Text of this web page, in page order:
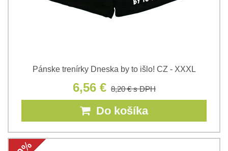
Pánske trenírky Dneska by to išlo! CZ - XXXL
6,56 € 8,20 €s DPH
Do košíka